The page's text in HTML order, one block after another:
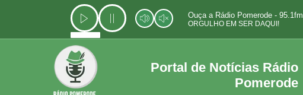
o
Ouça a Rádio Pomerode - 95.1fm
ORGULHO EM SER DAQUI!
Portal de Notícias Rádio
Pomerode